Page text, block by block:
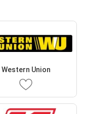
Western Union